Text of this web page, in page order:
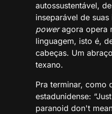
autossustentável,
inseparável de
poweragora opera
linguagem, isto é,
cabeças. Um
texano.
Pra terminar, como
estadunidense:
paranoid don't